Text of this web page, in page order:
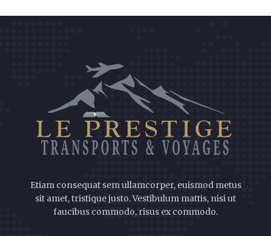
Etiam consequat sem ullamcorper, euismod metus
sit amet, tristique justo. Vestibulum mattis, nisi ut
faucibus commodo, risus ex commodo.